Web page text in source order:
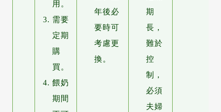
用。
需要
定期
購
買。
餵奶
期間
年後必
要時可
考慮更
換。
期
長，
難於
控
制，
必須
夫婦